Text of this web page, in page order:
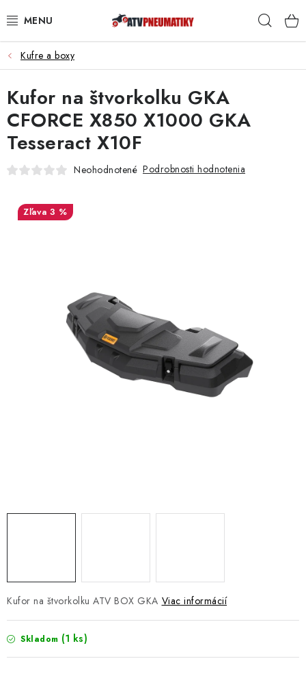
na
PNEUMATIKY
DISKY
ROZŠIROVACIE PODLOŽKY
NÁHRADNÉ DIELY NA ŠTVORKOLKY
OCHRANNÉ RÁMY
NÁVLEKY TLMIČOV
NAVIJAKY COME UP WARN
OLEJE MAXIMA A FILTRE
Kufre a boxy
Kufor na štvorkolku ATV BOX GKA Viac informácií
Skladom (1 ks)
Kufor na štvorkolku GKA
CFORCE X850 X1000 GKA
Tesseract X10F
Neohodnotené Podrobnosti hodnotenia
3 %